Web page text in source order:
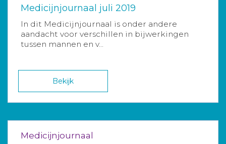
Medicijnjournaal juli 2019
In dit Medicijnjournaal is onder andere
aandacht voor verschillen in bijwerkingen
tussen mannen en v...
Bekijk
Medicijnjournaal